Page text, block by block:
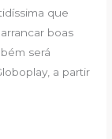
que
boas
será
a partir